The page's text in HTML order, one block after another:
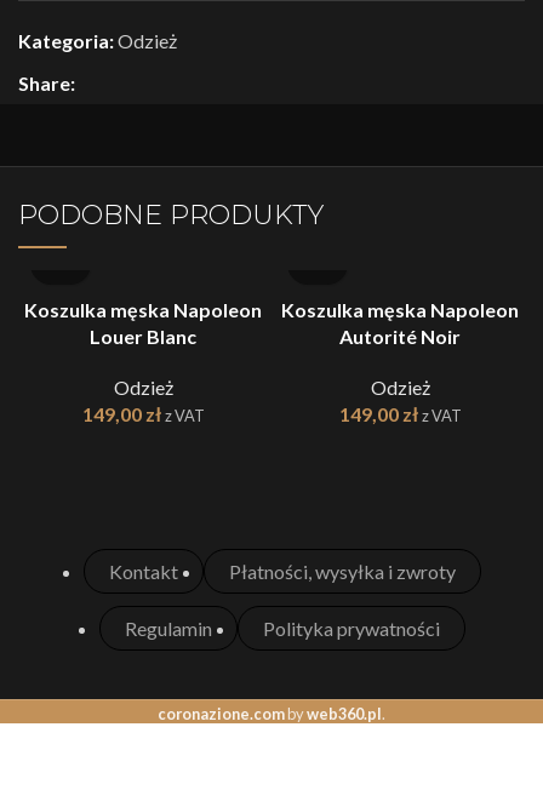
Kategoria:Odzież
Share:
PODOBNE PRODUKTY
Koszulka męska Napoleon
Louer Blanc
Odzież
149,00 zł z VAT
Koszulka męska Napoleon
Autorité Noir
Odzież
149,00 zł z VAT
Kontakt Płatności, wysyłka i zwroty
Regulamin Polityka prywatności
coronazione.combyweb360.pl.